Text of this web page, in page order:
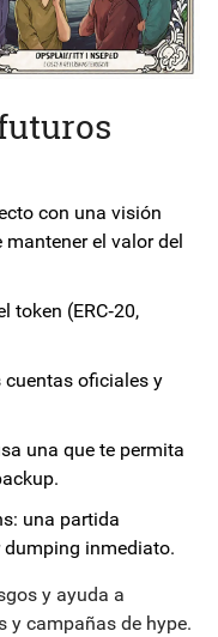
con una visión
el valor del
token (ERC‑20,
cuentas oficiales y
una que te permita
una partida
dumping inmediato.
y ayuda a
y campañas de hype.